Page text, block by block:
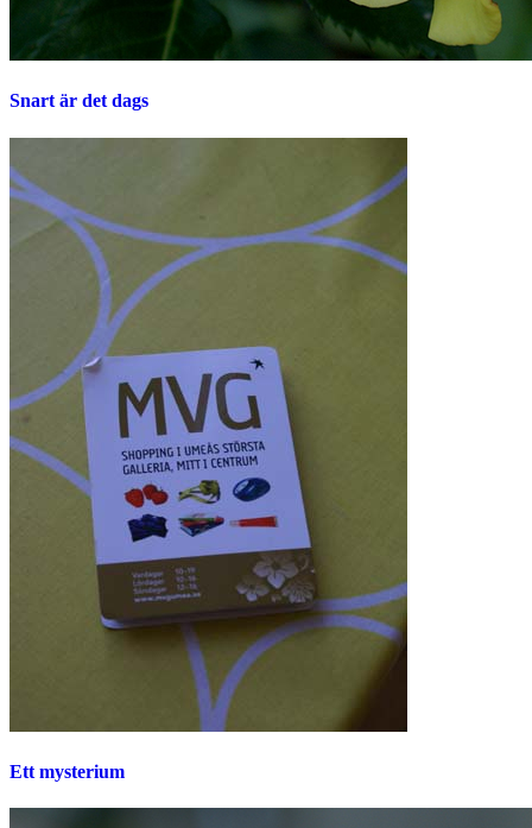
Snart är det dags
Ett mysterium